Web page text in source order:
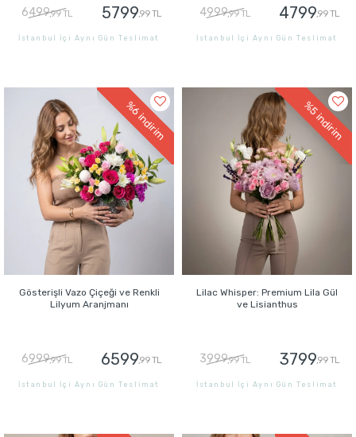
6499,99 TL 5799,99 TL
İstanbul İçi Aynı Gün Teslimat
4999,99 TL 4799,99 TL
İstanbul İçi Aynı Gün Teslimat
%6
indirim
Gösterişli Vazo Çiçeği ve Renkli
Lilyum Aranjmanı
6999,99 TL 6599,99 TL
İstanbul İçi Aynı Gün Teslimat
%5
indirim
Lilac Whisper: Premium Lila Gül
ve Lisianthus
3999,99 TL 3799,99 TL
İstanbul İçi Aynı Gün Teslimat